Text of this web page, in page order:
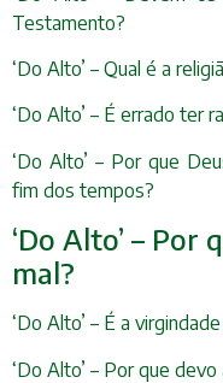
Testamento?
‘Do Alto’ – Qual é a
‘Do Alto’ – É errado ter
‘Do Alto’ – Por que
fim dos tempos?
‘Do Alto’ – Por
mal?
‘Do Alto’ – É a
‘Do Alto’ – Por que